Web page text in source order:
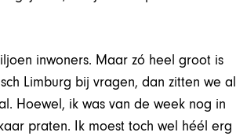
inwoners. Maar zó heel groot is
Limburg bij vragen, dan zitten we al
Hoewel, ik was van de week nog in
praten. Ik moest toch wel héél erg